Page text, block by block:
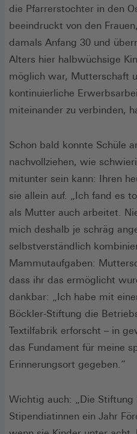
die Pfarrerstochter in den
beeindruckt von den
damals Anfang 30 und
Alters hier halbwüchsige
möglich war, Mutterschaft
kontinuierliche
miteinander zu verbinden,
Schon bald konnte Schüle
nachvollziehen, wie
mitunter sein kann: Ihren
sie allein auf. „Ich fand es
als Mutter auch arbeitet.
mich deshalb je schräg
selbstverständlich
Mammutaufgaben:
dass ihr das ermöglicht
dankbar: „Ich habe mit
Böckler-Stiftung die
Textilfabrik erforscht – in
das Fundament für meine
Erinnerungsort gegeben.“
Wichtig auch: „Die Stiftung
Stipendiatinnen ein Jahr